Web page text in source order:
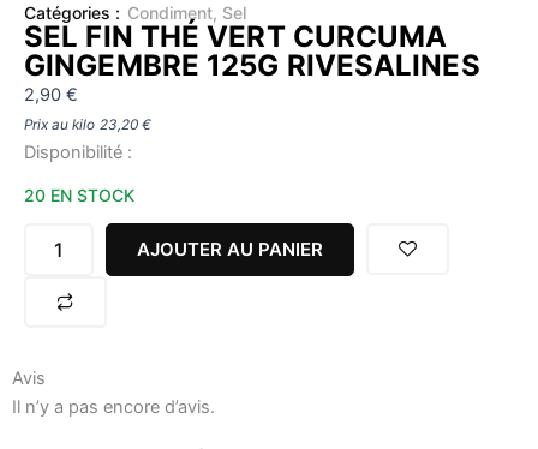
Catégories : Condiment, Sel
SEL FIN THÉ VERT CURCUMA
GINGEMBRE 125G RIVESALINES
2,90 €
Prix au kilo 23,20 €
Disponibilité :
20 EN STOCK
quantité
SEL
CURCUMA
GINGEMBRE
AJOUTER AU PANIER
Avis
Il n’y a pas encore d’avis.